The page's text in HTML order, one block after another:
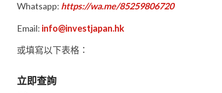
Whatsapp: https://wa.me/85259806720
Email: info@investjapan.hk
或填寫以下表格：
立即查詢